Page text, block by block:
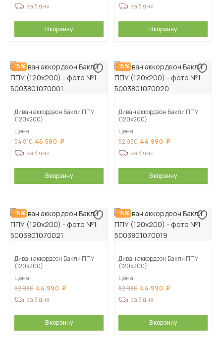
за 3 дня
В корзину
за 3 дня
В корзину
-15%
Диван аккордеон Бакли ППУ
(120х200)
Цена
54 810 46 590
за 3 дня
В корзину
-15%
Диван аккордеон Бакли ППУ
(120х200)
Цена
52 930 44 990
за 3 дня
В корзину
-15%
Диван аккордеон Бакли ППУ
(120х200)
Цена
52 930 44 990
за 3 дня
В корзину
-15%
Диван аккордеон Бакли ППУ
(120х200)
Цена
52 930 44 990
за 3 дня
В корзину